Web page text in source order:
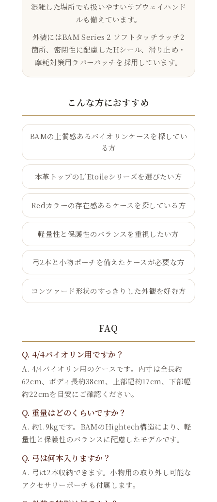
混雑した場所でも扱いやすいサブウェイハンド
ルも備えています。
外装にはBAM Series 2 ソフトタッチラッチ2
箇所、密閉性に配慮したHシール、滑り止め・
摩耗対策用ラバーパッチを採用しています。
こんな方におすすめ
BAMの上質感あるバイオリンケースを探してい
る方
本革トップのL’Etoileシリーズを選びたい方
Redカラーの存在感あるケースを探している方
軽量性と保護性のバランスを重視したい方
弓2本と小物ポーチを備えたケースが必要な方
コンツァード形状のすっきりした外観を好む方
FAQ
Q. 4/4バイオリン用ですか？
A. 4/4バイオリン用のケースです。内寸は全長約
62cm、ボディ長約38cm、上部幅約17cm、下部幅
約22cmを目安にご確認ください。
Q. 重量はどのくらいですか？
A. 約1.9kgです。BAMのHightech構造により、軽
量性と保護性のバランスに配慮したモデルです。
Q. 弓は何本入りますか？
A. 弓は2本収納できます。小物用の取り外し可能な
アクセサリーポーチも付属します。